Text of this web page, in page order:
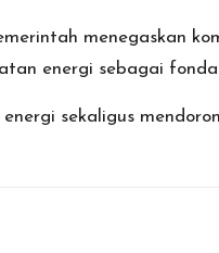
menegaskan
energi sebagai
sekaligus